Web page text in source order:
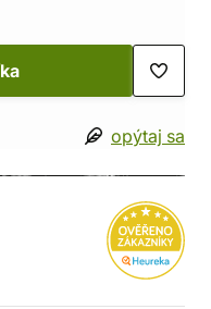
opýtaj sa